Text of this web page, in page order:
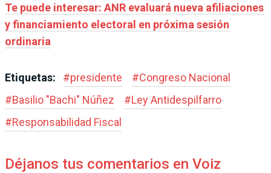
Te puede interesar: ANR evaluará nueva afiliaciones
y financiamiento electoral en próxima sesión
ordinaria
Etiquetas: #presidente #Congreso Nacional
#Basilio "Bachi" Núñez #Ley Antidespilfarro
#Responsabilidad Fiscal
Déjanos tus comentarios en Voiz